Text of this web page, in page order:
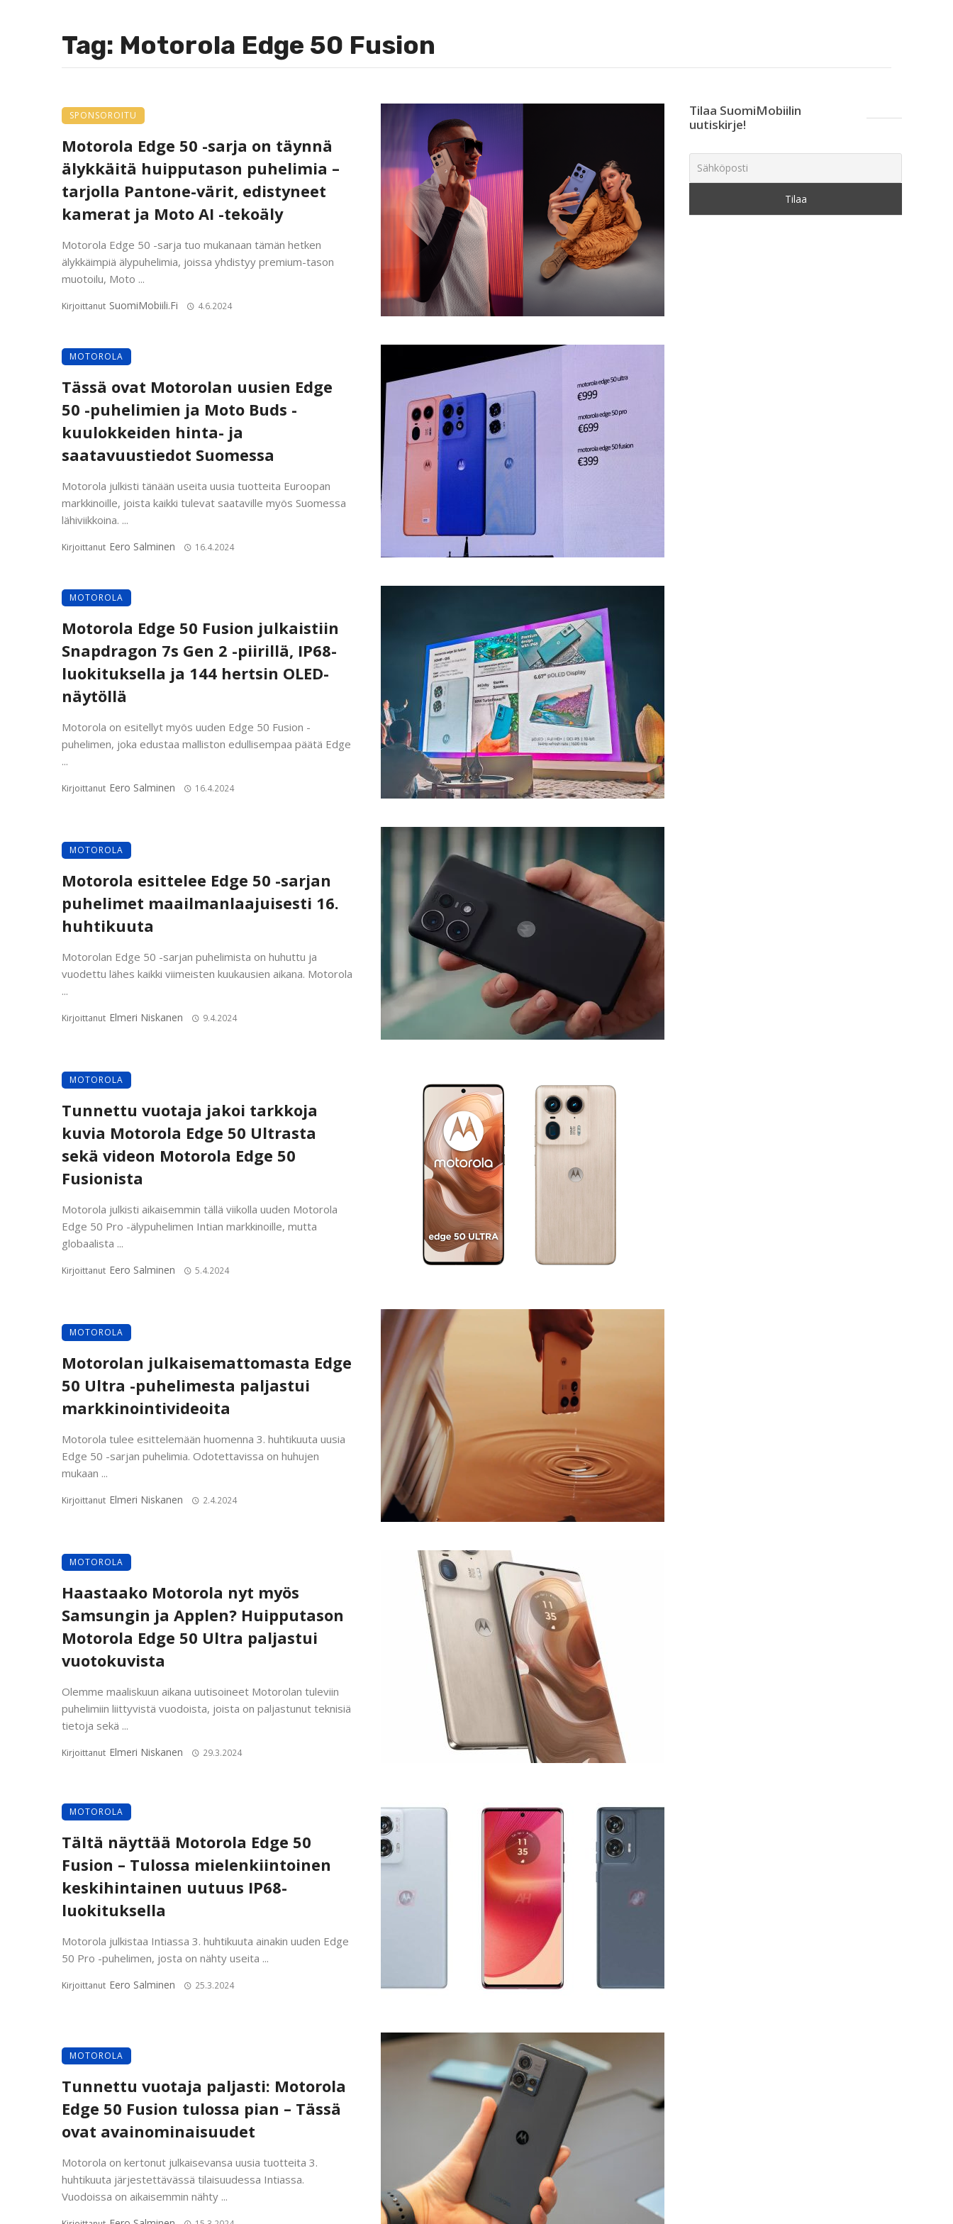
Tag: Motorola Edge 50 Fusion
SPONSOROITU
Motorola Edge 50 -sarja on täynnä
älykkäitä huipputason puhelimia –
tarjolla Pantone-värit, edistyneet
kamerat ja Moto AI -tekoäly
Motorola Edge 50 -sarja tuo mukanaan tämän hetken
älykkäimpiä älypuhelimia, joissa yhdistyy premium-tason
muotoilu, Moto ...
Kirjoittanut SuomiMobiili.fi 4.6.2024
MOTOROLA
Tässä ovat Motorolan uusien Edge
50 -puhelimien ja Moto Buds -
kuulokkeiden hinta- ja
saatavuustiedot Suomessa
Motorola julkisti tänään useita uusia tuotteita Euroopan
markkinoille, joista kaikki tulevat saataville myös Suomessa
lähiviikkoina. ...
Kirjoittanut Eero Salminen 16.4.2024
MOTOROLA
Motorola Edge 50 Fusion julkaistiin
Snapdragon 7s Gen 2 -piirillä, IP68-
luokituksella ja 144 hertsin OLED-
näytöllä
Motorola on esitellyt myös uuden Edge 50 Fusion -
puhelimen, joka edustaa malliston edullisempaa päätä Edge
...
Kirjoittanut Eero Salminen 16.4.2024
MOTOROLA
Motorola esittelee Edge 50 -sarjan
puhelimet maailmanlaajuisesti 16.
huhtikuuta
Motorolan Edge 50 -sarjan puhelimista on huhuttu ja
vuodettu lähes kaikki viimeisten kuukausien aikana. Motorola
...
Kirjoittanut Elmeri Niskanen 9.4.2024
MOTOROLA
Tunnettu vuotaja jakoi tarkkoja
kuvia Motorola Edge 50 Ultrasta
sekä videon Motorola Edge 50
Fusionista
Motorola julkisti aikaisemmin tällä viikolla uuden Motorola
Edge 50 Pro -älypuhelimen Intian markkinoille, mutta
globaalista ...
Kirjoittanut Eero Salminen 5.4.2024
MOTOROLA
Motorolan julkaisemattomasta Edge
50 Ultra -puhelimesta paljastui
markkinointivideoita
Motorola tulee esittelemään huomenna 3. huhtikuuta uusia
Edge 50 -sarjan puhelimia. Odotettavissa on huhujen
mukaan ...
Kirjoittanut Elmeri Niskanen 2.4.2024
MOTOROLA
Haastaako Motorola nyt myös
Samsungin ja Applen? Huipputason
Motorola Edge 50 Ultra paljastui
vuotokuvista
Olemme maaliskuun aikana uutisoineet Motorolan tuleviin
puhelimiin liittyvistä vuodoista, joista on paljastunut teknisiä
tietoja sekä ...
Kirjoittanut Elmeri Niskanen 29.3.2024
MOTOROLA
Tältä näyttää Motorola Edge 50
Fusion – Tulossa mielenkiintoinen
keskihintainen uutuus IP68-
luokituksella
Motorola julkistaa Intiassa 3. huhtikuuta ainakin uuden Edge
50 Pro -puhelimen, josta on nähty useita ...
Kirjoittanut Eero Salminen 25.3.2024
MOTOROLA
Tunnettu vuotaja paljasti: Motorola
Edge 50 Fusion tulossa pian – Tässä
ovat avainominaisuudet
Motorola on kertonut julkaisevansa uusia tuotteita 3.
huhtikuuta järjestettävässä tilaisuudessa Intiassa.
Vuodoissa on aikaisemmin nähty ...
Tilaa SuomiMobiilin
uutiskirje!